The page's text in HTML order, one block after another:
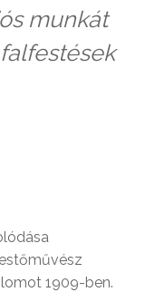
munkát
1909-ben.